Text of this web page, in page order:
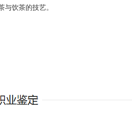
与饮茶的技艺。